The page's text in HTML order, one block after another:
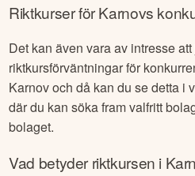
Riktkurser förKarnovs
Det kan även vara av intresse
riktkursförväntningar för
Karnovoch då kan du se detta i
där du kan söka fram valfritt
bolaget.
Vad betyder riktkursen i